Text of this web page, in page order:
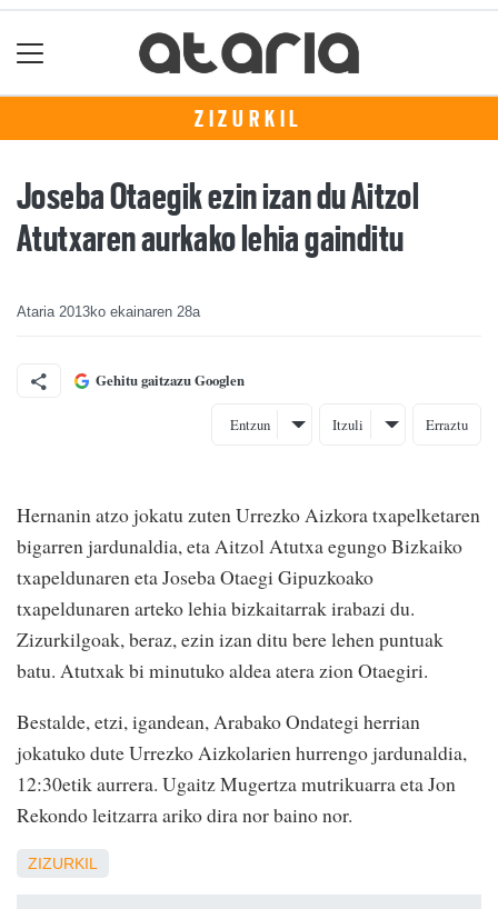
ZIZURKIL
Joseba Otaegik ezin izan du Aitzol
Atutxaren aurkako lehia gainditu
Ataria 2013ko ekainaren 28a
Gehitu gaitzazu Googlen
Entzun Itzuli Erraztu
Hernanin atzo jokatu zuten Urrezko Aizkora txapelketaren
bigarren jardunaldia, eta Aitzol Atutxa egungo Bizkaiko
txapeldunaren eta Joseba Otaegi Gipuzkoako
txapeldunaren arteko lehia bizkaitarrak irabazi du.
Zizurkilgoak, beraz, ezin izan ditu bere lehen puntuak
batu. Atutxak bi minutuko aldea atera zion Otaegiri.
Bestalde, etzi, igandean, Arabako Ondategi herrian
jokatuko dute Urrezko Aizkolarien hurrengo jardunaldia,
12:30etik aurrera. Ugaitz Mugertza mutrikuarra eta Jon
Rekondo leitzarra ariko dira nor baino nor.
ZIZURKIL